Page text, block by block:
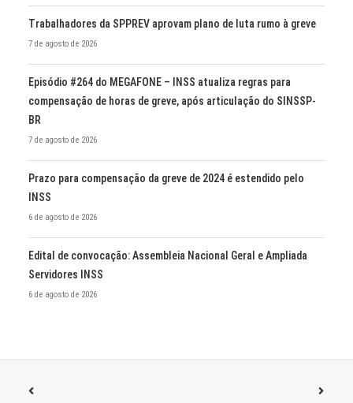
Trabalhadores da SPPREV aprovam plano de luta rumo à greve
7 de agosto de 2026
Episódio #264 do MEGAFONE – INSS atualiza regras para
compensação de horas de greve, após articulação do SINSSP-
BR
7 de agosto de 2026
Prazo para compensação da greve de 2024 é estendido pelo
INSS
6 de agosto de 2026
Edital de convocação: Assembleia Nacional Geral e Ampliada
Servidores INSS
6 de agosto de 2026